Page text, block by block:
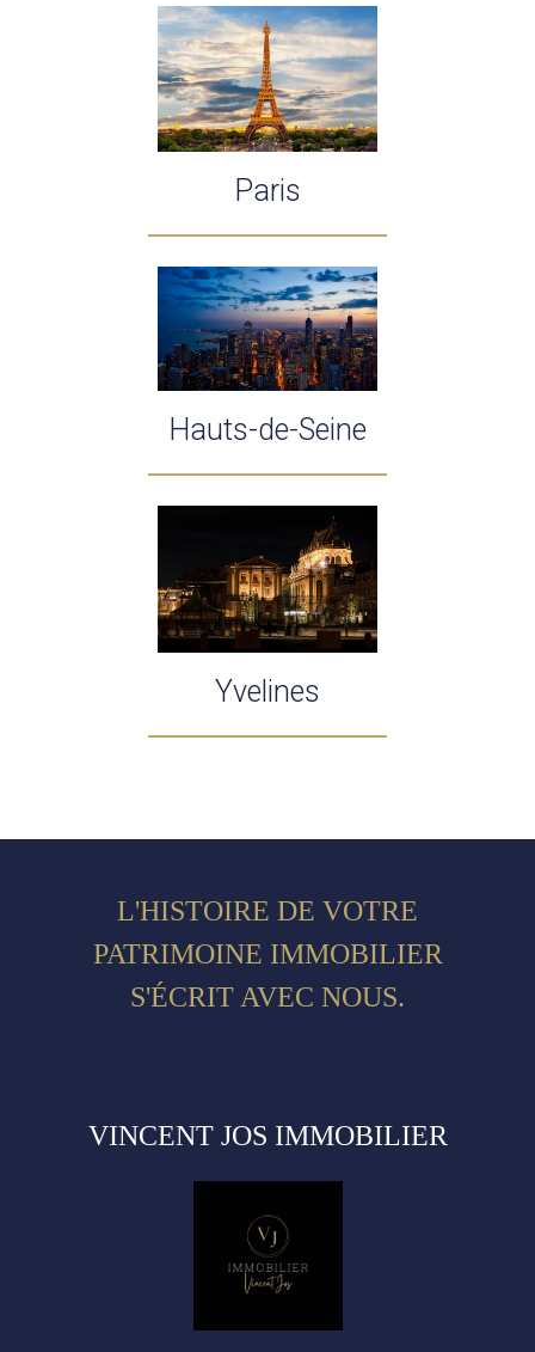
Paris
Hauts-de-Seine
Yvelines
L'HISTOIRE DE VOTRE
PATRIMOINE IMMOBILIER
S'ÉCRIT AVEC NOUS.
VINCENT JOS IMMOBILIER